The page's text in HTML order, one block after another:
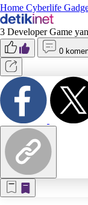
Home Cyberlife
3 Developer Game
0